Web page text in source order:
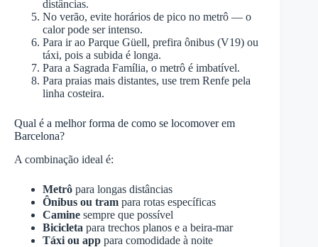
distâncias.
No verão, evite horários de pico no metrô — o
calor pode ser intenso.
Para ir ao Parque Güell, prefira ônibus (V19) ou
táxi, pois a subida é longa.
Para a Sagrada Família, o metrô é imbatível.
Para praias mais distantes, use trem Renfe pela
linha costeira.
Qual é a melhor forma de como se locomover em
Barcelona?
A combinação ideal é:
Metrô para longas distâncias
Ônibus ou tram para rotas específicas
Camine sempre que possível
Bicicleta para trechos planos e a beira-mar
Táxi ou app para comodidade à noite